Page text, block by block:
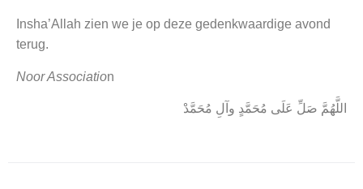
Insha’Allah zien we je op deze gedenkwaardige avond
terug.
Noor Association
اللَّهُمَّ صَلِّ عَلَى مُحَمَّدٍ وآلِ مُحَمَّدْ